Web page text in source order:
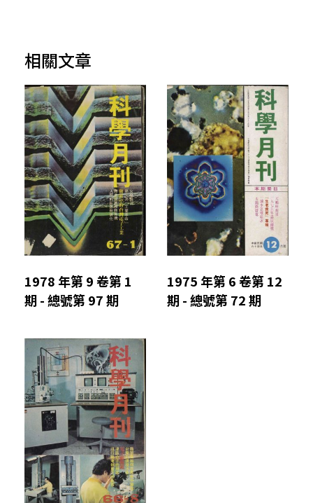
相關文章
1978 年第 9 卷第 1
期 - 總號第 97 期
1975 年第 6 卷第 12
期 - 總號第 72 期